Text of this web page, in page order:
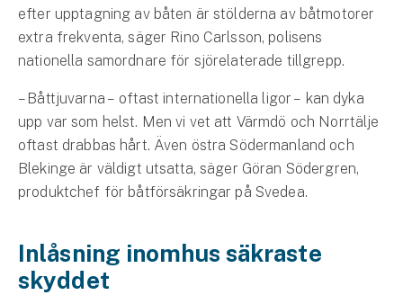
Villaförsäkring
Hyresrättsförsäkring
Fritidshusförsäkring
Företag
Bilförsäkring för företag
efter upptagning av båten är stölderna av båtmotorer
extra frekventa, säger Rino Carlsson, polisens
nationella samordnare för sjörelaterade tillgrepp.
– Båttjuvarna – oftast internationella ligor – kan dyka
upp var som helst. Men vi vet att Värmdö och Norrtälje
oftast drabbas hårt. Även östra Södermanland och
Blekinge är väldigt utsatta, säger Göran Södergren,
produktchef för båtförsäkringar på Svedea.
Inlåsning inomhus säkraste
skyddet